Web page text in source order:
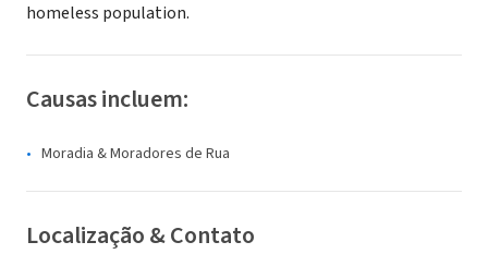
homeless population.
Causas incluem:
Moradia & Moradores de Rua
Localização & Contato